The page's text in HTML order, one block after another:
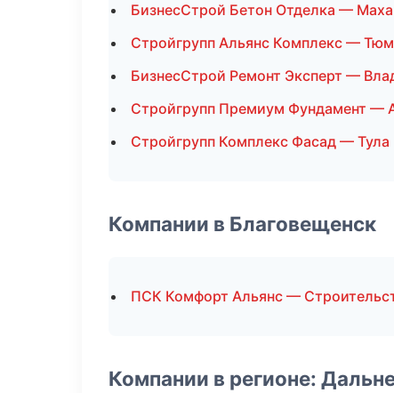
БизнесСтрой Бетон Отделка —
Стройгрупп Альянс Комплекс —
БизнесСтрой Ремонт Эксперт —
Стройгрупп Премиум Фундамент —
Стройгрупп Комплекс Фасад — Тула
Компании в Благовещенск
ПСК Комфорт Альянс —
Компании в регионе: